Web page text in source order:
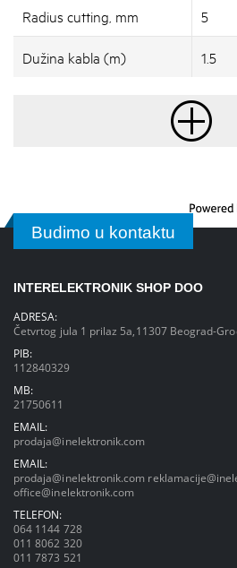
Radius cutting, mm 5
Dužina kabla (m) 1.5
Budimo u kontaktu
INTERELEKTRONIK SHOP DOO
ADRESA:
Četvrtog jula 1 prilaz 5a,11307 Beograd-
PIB:
112840329
MB:
21750611
EMAIL:
prodaja@inelektronik.com
EMAIL:
prodaja@inelektronik.com
office@inelektronik.com
TELEFON:
064 1144 728
011 8062 320
011 7873 521